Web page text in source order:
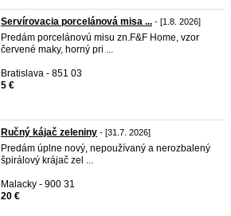
Servírovacia porcelánová misa ... - [1.8. 2026]
Predám porcelánovú misu zn.F&F Home, vzor
červené maky, horný pri ...
Bratislava - 851 03
5 €
Ručný kájač zeleniny - [31.7. 2026]
Predám úplne nový, nepoužívaný a nerozbalený
špirálový krájač zel ...
Malacky - 900 31
20 €